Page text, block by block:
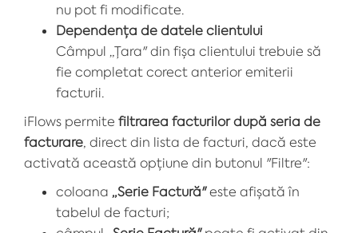
nu pot fi modificate.
Dependența de datele clientului
Câmpul „Țara" din fișa clientului trebuie să
fie completat corect anterior emiterii
facturii.
iFlows permite filtrarea facturilor după seria de
facturare, direct din lista de facturi, dacă este
activată această opțiune din butonul "Filtre":
coloana „Serie Factură"este afișată în
tabelul de facturi;